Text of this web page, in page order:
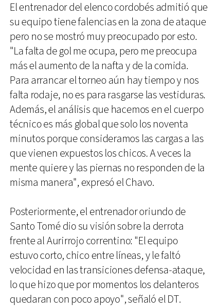
El entrenador del elenco cordobés admitió que
su equipo tiene falencias en la zona de ataque
pero no se mostró muy preocupado por esto.
"La falta de gol me ocupa, pero me preocupa
más el aumento de la nafta y de la comida.
Para arrancar el torneo aún hay tiempo y nos
falta rodaje, no es para rasgarse las vestiduras.
Además, el análisis que hacemos en el cuerpo
técnico es más global que solo los noventa
minutos porque consideramos las cargas a las
que vienen expuestos los chicos. A veces la
mente quiere y las piernas no responden de la
misma manera", expresó el Chavo.
Posteriormente, el entrenador oriundo de
Santo Tomé dio su visión sobre la derrota
frente al Aurirrojo correntino: "El equipo
estuvo corto, chico entre líneas, y le faltó
velocidad en las transiciones defensa-ataque,
lo que hizo que por momentos los delanteros
quedaran con poco apoyo", señaló el DT.